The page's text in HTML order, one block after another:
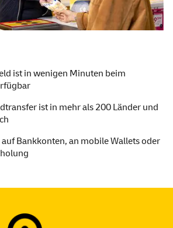
ist in wenigen Minuten beim
ist in mehr als 200 Länder und
auf Bankkonten, an mobile Wallets oder